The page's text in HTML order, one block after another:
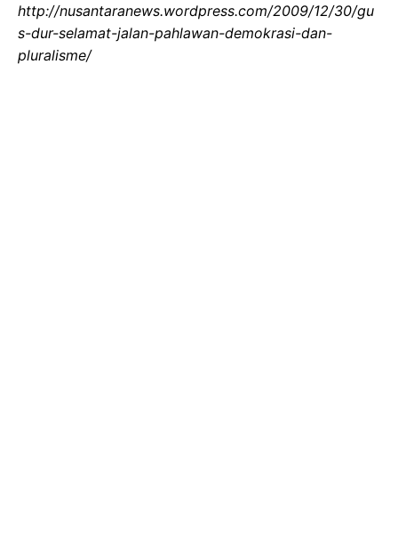
http://nusantaranews.wordpress.com/2009/12/30/gu
s-dur-selamat-jalan-pahlawan-demokrasi-dan-
pluralisme/